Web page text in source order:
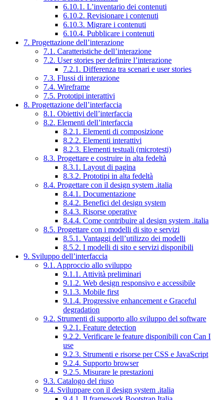
6.10.1. L’inventario dei contenuti
6.10.2. Revisionare i contenuti
6.10.3. Migrare i contenuti
6.10.4. Pubblicare i contenuti
7. Progettazione dell’interazione
7.1. Caratteristiche dell’interazione
7.2. User stories per definire l’interazione
7.2.1. Differenza tra scenari e user stories
7.3. Flussi di interazione
7.4. Wireframe
7.5. Prototipi interattivi
8. Progettazione dell’interfaccia
8.1. Obiettivi dell’interfaccia
8.2. Elementi dell’interfaccia
8.2.1. Elementi di composizione
8.2.2. Elementi interattivi
8.2.3. Elementi testuali (microtesti)
8.3. Progettare e costruire in alta fedeltà
8.3.1. Layout di pagina
8.3.2. Prototipi in alta fedeltà
8.4. Progettare con il design system .italia
8.4.1. Documentazione
8.4.2. Benefici del design system
8.4.3. Risorse operative
8.4.4. Come contribuire al design system .italia
8.5. Progettare con i modelli di sito e servizi
8.5.1. Vantaggi dell’utilizzo dei modelli
8.5.2. I modelli di sito e servizi disponibili
9. Sviluppo dell’interfaccia
9.1. Approccio allo sviluppo
9.1.1. Attività preliminari
9.1.2. Web design responsivo e accessibile
9.1.3. Mobile first
9.1.4. Progressive enhancement e Graceful
degradation
9.2. Strumenti di supporto allo sviluppo del software
9.2.1. Feature detection
9.2.2. Verificare le feature disponibili con Can I
use
9.2.3. Strumenti e risorse per CSS e JavaScript
9.2.4. Supporto browser
9.2.5. Misurare le prestazioni
9.3. Catalogo del riuso
9.4. Sviluppare con il design system .italia